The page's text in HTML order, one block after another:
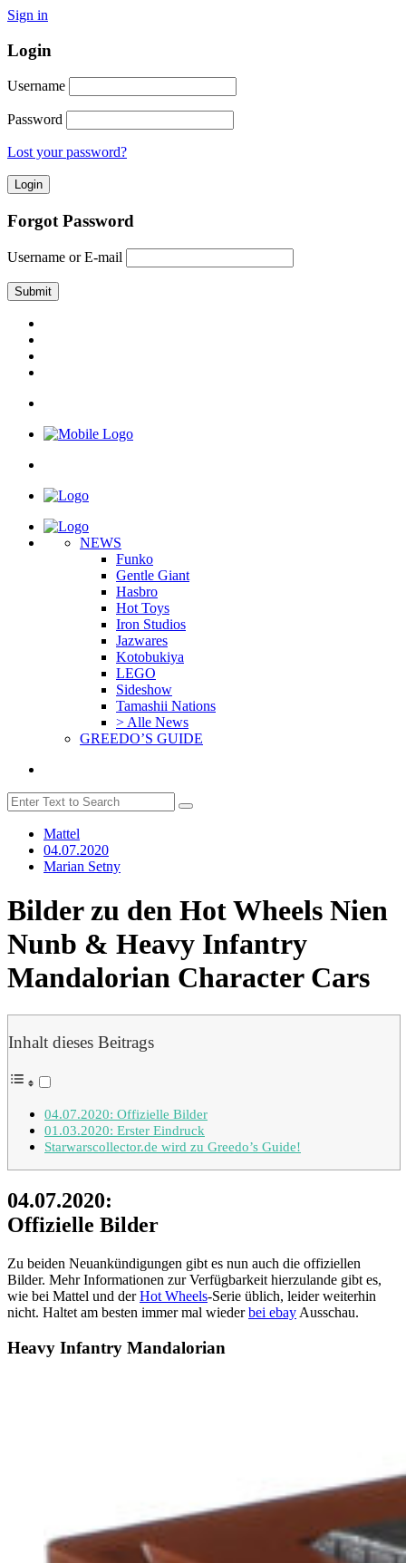
Sign in
Login
Username
Password
Lost your password?
Forgot Password
Username or E-mail
NEWS
Funko
Gentle Giant
Hasbro
Hot Toys
Iron Studios
Jazwares
Kotobukiya
LEGO
Sideshow
Tamashii Nations
> Alle News
GREEDO’S GUIDE
Mattel
04.07.2020
Marian Setny
Bilder zu den Hot Wheels Nien
Nunb & Heavy Infantry
Mandalorian Character Cars
Inhalt dieses Beitrags
04.07.2020: Offizielle Bilder
01.03.2020: Erster Eindruck
Starwarscollector.de wird zu Greedo’s Guide!
04.07.2020:
Offizielle Bilder
Zu beiden Neuankündigungen gibt es nun auch die offiziellen
Bilder. Mehr Informationen zur Verfügbarkeit hierzulande gibt es,
wie bei Mattel und derHot Wheels-Serie üblich, leider weiterhin
nicht. Haltet am besten immer mal wiederbei ebay Ausschau.
Heavy Infantry Mandalorian